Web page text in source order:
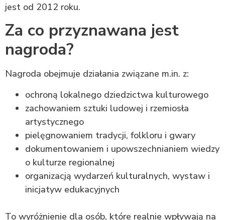
jest od 2012 roku.
Za co przyznawana jest
nagroda?
Nagroda obejmuje działania związane m.in. z:
ochroną lokalnego dziedzictwa kulturowego
zachowaniem sztuki ludowej i rzemiosła
artystycznego
pielęgnowaniem tradycji, folkloru i gwary
dokumentowaniem i upowszechnianiem wiedzy
o kulturze regionalnej
organizacją wydarzeń kulturalnych, wystaw i
inicjatyw edukacyjnych
To wyróżnienie dla osób, które realnie wpływają na